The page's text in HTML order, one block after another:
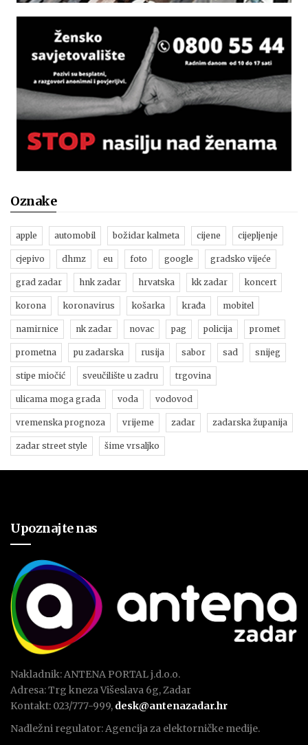
Oznake
apple automobil božidar kalmeta cijene cijepljenje
cjepivo dhmz eu foto google gradsko vijeće
grad zadar hnk zadar hrvatska kk zadar koncert
korona koronavirus košarka krađa mobitel
namirnice nk zadar novac pag policija promet
prometna pu zadarska rusija sabor sad snijeg
stipe miočić sveučilište u zadru trgovina
ulicama moga grada voda vodovod
vremenska prognoza vrijeme zadar zadarska županija
zadar street style šime vrsaljko
Upoznajte nas
Nakladnik: ANTENA PORTAL j.d.o.o.
Adresa: Trg kneza Višeslava 6g, Zadar
Kontakt: 023/777-999, desk@antenazadar.hr
Nadležni regulator: Agencija za elektorničke medije.